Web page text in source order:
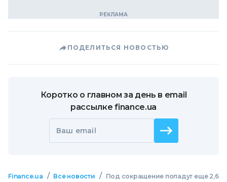
ПОДЕЛИТЬСЯ НОВОСТЬЮ
Коротко о главном за день в email
рассылке finance.ua
Ваш email
Finance.ua / Все новости /
Под сокращение попадут еще 2,6